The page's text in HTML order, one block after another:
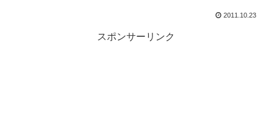
2011.10.23
スポンサーリンク